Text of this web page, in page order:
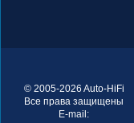
© 2005-2026 Auto-HiFi
Все права защищены
E-mail: